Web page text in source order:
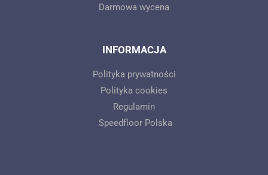
Darmowa wycena
INFORMACJA
Polityka prywatności
Polityka cookies
Regulamin
Speedfloor Polska